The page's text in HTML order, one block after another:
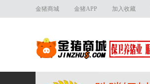
金猪商城 金猪APP 加入收藏